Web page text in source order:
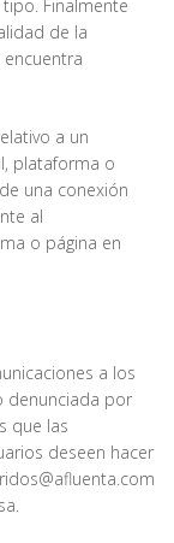
Finalmente
de la
a un
plataforma o
una conexión
al
o página en
a los
denunciada por
que las
deseen hacer